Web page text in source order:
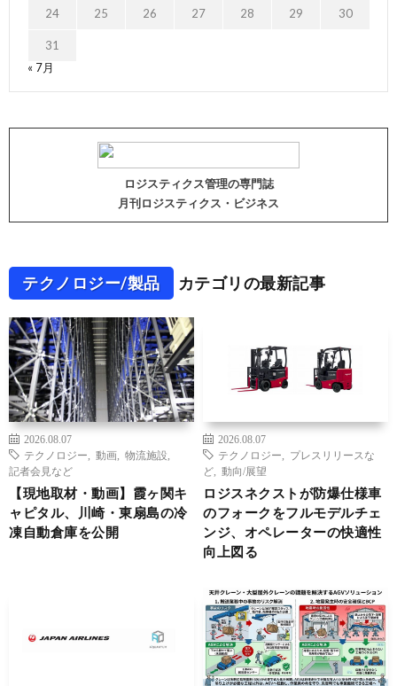
24 25 26 27 28 29 30
31
« 7月
ロジスティクス管理の専門誌
月刊ロジスティクス・ビジネス
テクノロジー/製品 カテゴリの最新記事
2026.08.07
テクノロジー
動画 物流施設
記者会見など
【現地取材・動画】霞ヶ関キ
ャピタル、川崎・東扇島の冷
凍自動倉庫を公開
2026.08.07
テクノロジー
プレスリリースな
ど
動向/展望
ロジスネクストが防爆仕様車
のフォークをフルモデルチェ
ンジ、オペレーターの快適性
向上図る